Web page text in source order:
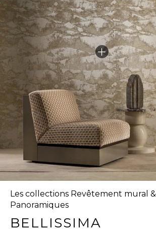
Les collections Revêtement mural &
Panoramiques
BELLISSIMA